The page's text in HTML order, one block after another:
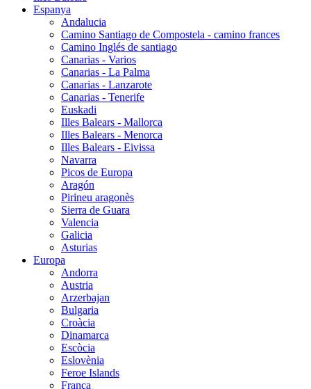
Espanya
Andalucia
Camino Santiago de Compostela - camino frances
Camino Inglés de santiago
Canarias - Varios
Canarias - La Palma
Canarias - Lanzarote
Canarias - Tenerife
Euskadi
Illes Balears - Mallorca
Illes Balears - Menorca
Illes Balears - Eivissa
Navarra
Picos de Europa
Aragón
Pirineu aragonès
Sierra de Guara
Valencia
Galicia
Asturias
Europa
Andorra
Austria
Arzerbajan
Bulgaria
Croàcia
Dinamarca
Escòcia
Eslovènia
Feroe Islands
França